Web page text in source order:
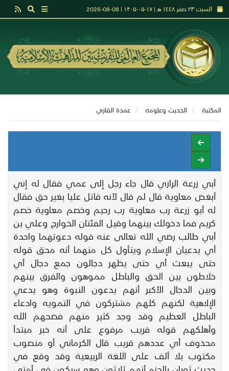
السبت ٢٣ صفر ١٤٤٨ هـ | ۱۷-۰۵-۱۴۰۵ | 08-08-2026
المكتبة الحديث وعلومه عمدة القاري
أبي زرعة الرازي قال جاء رجل إلى عمي فقال له إني
أبغض معاوية قال لم قال لأنه قاتل عليا بغير حق فقال
له أبو زرعة رب معاوية رب رحيم وخصم معاوية خصم
كريم فما دخولك بينهما وقيل الفئتان الخوارج وعلي بن
أبي طالب رضي الله تعالى عنه قوله دعوتهما واحدة
أي يدعيان الإسلام ويتأول كل منهما أنه محق قوله
حتى يبعث أي حتى يظهر دجالون جمع دجال أي
خلاطون بين الحق والباطل مموهون والفرق بينهم
وبين الدجال الأكبر أنهم يدعون النبوة وهو يدعي
الإلاهية لكنهم كلهم مشتركون في التمويه وادعاء
الباطل العظيم وقد وجد كثير منهم فضحهم الله
وأهلكهم قوله قريب مرفوع على أنه خبر مبتدأ
محذوف أي عددهم قريب قال الكرماني أو منصوب
مكتوب بلا ألف على اللغة الربيعية وقد وقع في
حديث ثوبان بالجزم أنهم ثلاثون وهو سيكون في أمتي